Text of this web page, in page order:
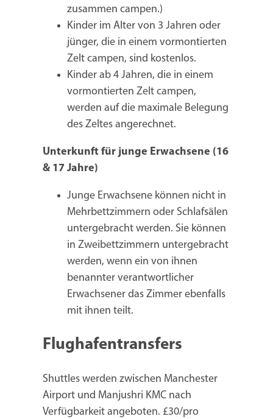
zusammen campen.)
Kinder im Alter von 3 Jahren oder
jünger, die in einem vormontierten
Zelt campen, sind kostenlos.
Kinder ab 4 Jahren, die in einem
vormontierten Zelt campen,
werden auf die maximale Belegung
des Zeltes angerechnet.
Unterkunft für junge Erwachsene (16
& 17 Jahre)
Junge Erwachsene können nicht in
Mehrbettzimmern oder Schlafsälen
untergebracht werden. Sie können
in Zweibettzimmern untergebracht
werden, wenn ein von ihnen
benannter verantwortlicher
Erwachsener das Zimmer ebenfalls
mit ihnen teilt.
Flughafentransfers
Shuttles werden zwischen Manchester
Airport und Manjushri KMC nach
Verfügbarkeit angeboten. £30/pro